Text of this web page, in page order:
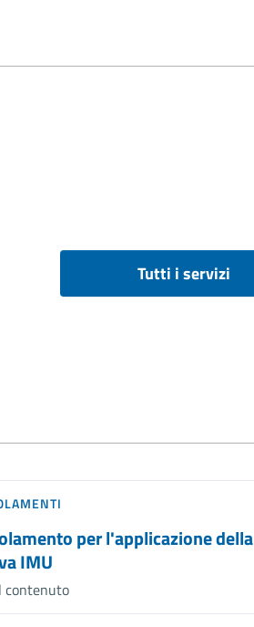
Tutti i servizi
per l'applicazione della
IMU
contenuto